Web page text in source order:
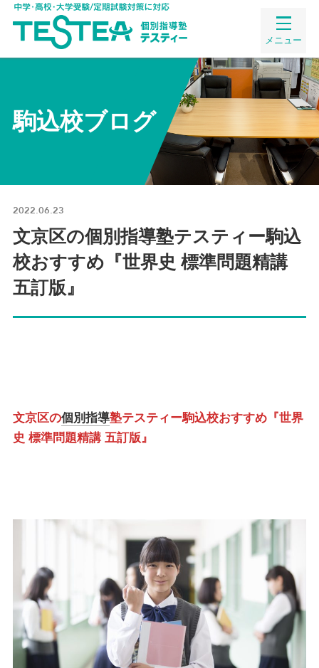
メニュー
駒込校ブログ
2022.06.23
文京区の個別指導塾テスティー駒込
校おすすめ『世界史 標準問題精講
五訂版』
文京区の個別指導塾テスティー駒込校おすすめ『世界
史 標準問題精講 五訂版』